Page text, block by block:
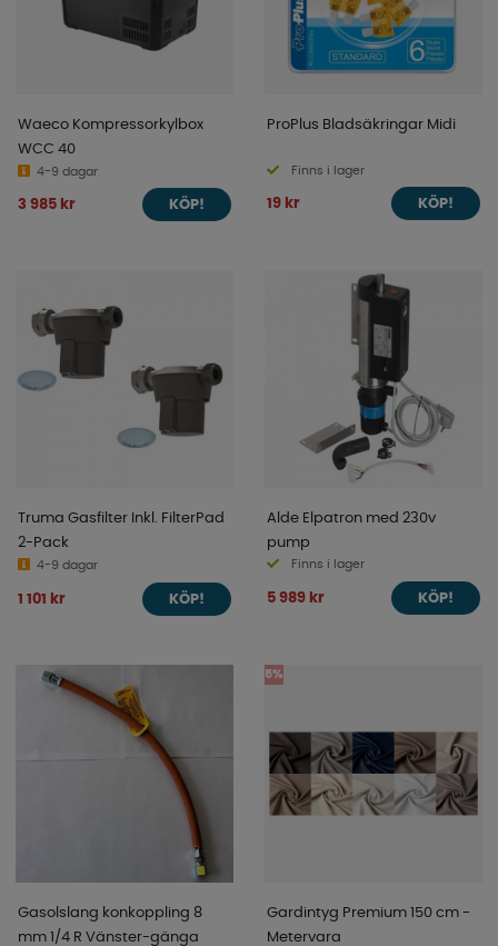
Waeco Kompressorkylbox
WCC 40
4-9 dagar
3 985 kr KÖP!
ProPlus Bladsäkringar Midi
Finns i lager
19 kr KÖP!
Truma Gasfilter Inkl. FilterPad
2-Pack
4-9 dagar
1 101 kr KÖP!
Alde Elpatron med 230v
pump
Finns i lager
5 989 kr KÖP!
Gasolslang konkoppling 8
mm 1/4 R Vänster-gänga
5%
Gardintyg Premium 150 cm -
Metervara